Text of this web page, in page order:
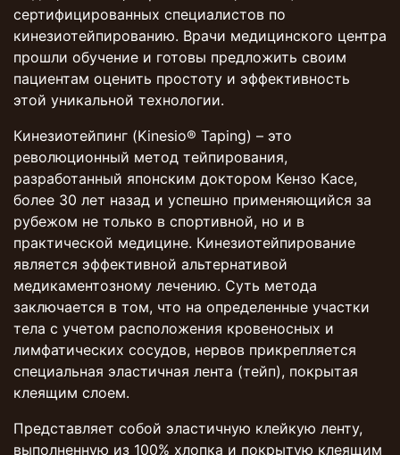
сертифицированных специалистов по
кинезиотейпированию. Врачи медицинского центра
прошли обучение и готовы предложить своим
пациентам оценить простоту и эффективность
этой уникальной технологии.
Кинезиотейпинг (Kinesio® Taping) – это
революционный метод тейпирования,
разработанный японским доктором Кензо Касе,
более 30 лет назад и успешно применяющийся за
рубежом не только в спортивной, но и в
практической медицине. Кинезиотейпирование
является эффективной альтернативой
медикаментозному лечению. Суть метода
заключается в том, что на определенные участки
тела с учетом расположения кровеносных и
лимфатических сосудов, нервов прикрепляется
специальная эластичная лента (тейп), покрытая
клеящим слоем.
Представляет собой эластичную клейкую ленту,
выполненную из 100% хлопка и покрытую клеящим